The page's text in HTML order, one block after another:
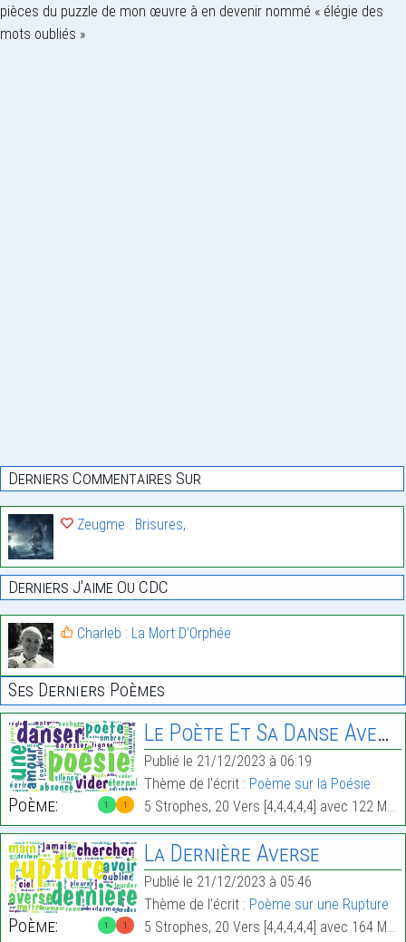
pièces du puzzle de mon œuvre à en devenir nommé « élégie des
mots oubliés »
Derniers Commentaires Sur
Zeugme : Brisures,
Derniers J'aime Ou CDC
Charleb : La Mort D’Orphée
Ses Derniers Poèmes
1 1
Poème:
Le Poète Et Sa Danse Avec Le Vide
Publié le 21/12/2023 à 06:19
Thème de l'écrit : Poème sur la Poésie
5 Strophes, 20 Vers [4,4,4,4,4] avec 122 Mots.
1 1
Poème:
La Dernière Averse
Publié le 21/12/2023 à 05:46
Thème de l'écrit : Poème sur une Rupture
5 Strophes, 20 Vers [4,4,4,4,4] avec 164 Mots.